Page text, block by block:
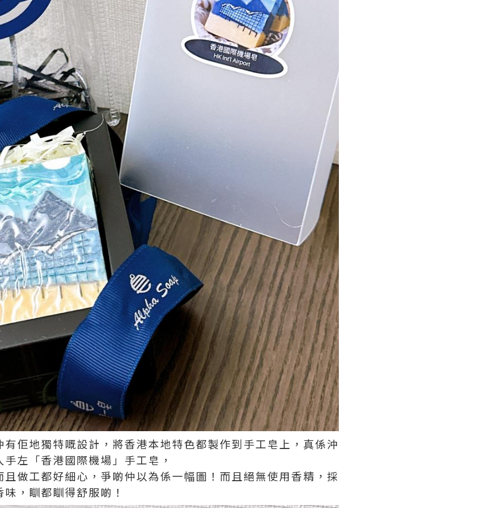
佢地獨特嘅設計，將香港本地特色都製作到手工皂上，真係沖
左「香港國際機場」手工皂，
做工都好細心，爭啲仲以為係一幅圖！而且絕無使用香精，採
，瞓都瞓得舒服啲！